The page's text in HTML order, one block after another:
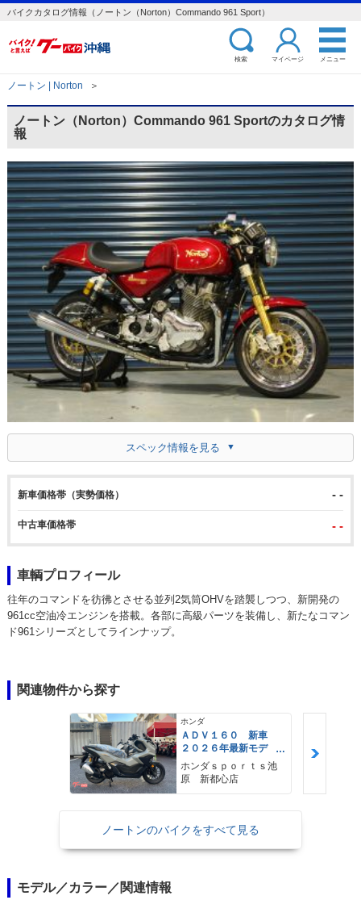
バイクカタログ情報（ノートン（Norton）Commando 961 Sport）
検索 マイページ メニュー
ノートン | Norton ＞
ノートン（Norton）Commando 961 Sportのカタログ情
報
スペック情報を見る
新車価格帯（実勢価格） - -
中古車価格帯 - -
車輌プロフィール
往年のコマンドを彷彿とさせる並列2気筒OHVを踏襲しつつ、新開発の
961cc空油冷エンジンを搭載。各部に高級パーツを装備し、新たなコマン
ド961シリーズとしてラインナップ。
関連物件から探す
ホンダ
ＡＤＶ１６０ 新車
２０２６年最新モデ
ル パールスモーキー
グレー スマートキ
ー ２９Ｌメットイ
ホンダｓｐｏｒｔｓ池
原 新都心店
ノートンのバイクをすべて見る
モデル／カラー／関連情報